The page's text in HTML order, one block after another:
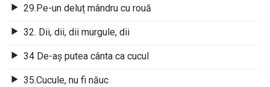
29.Pe-un deluț mândru cu rouă
32. Dii, dii, dii murgule, dii
34 De-aș putea cânta ca cucul
35.Cucule, nu fi năuc